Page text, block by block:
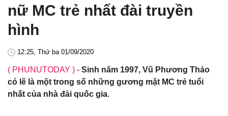
nữ MC trẻ nhất đài truyền
hình
12:25, Thứ ba 01/09/2020
( PHUNUTODAY ) - Sinh năm 1997, Vũ Phương Thảo
có lẽ là một trong số những gương mặt MC trẻ tuổi
nhất của nhà đài quốc gia.